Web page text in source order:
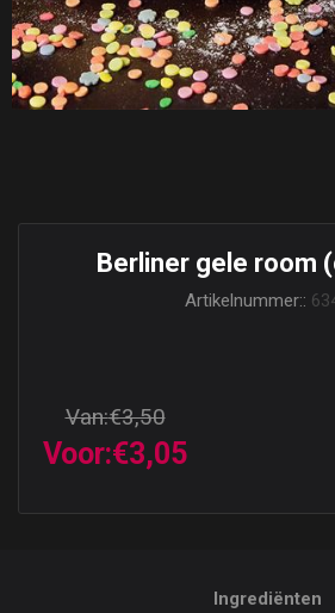
Berliner gele room
Artikelnummer::
Van:€3,50
Voor:€3,05
Ingrediënten